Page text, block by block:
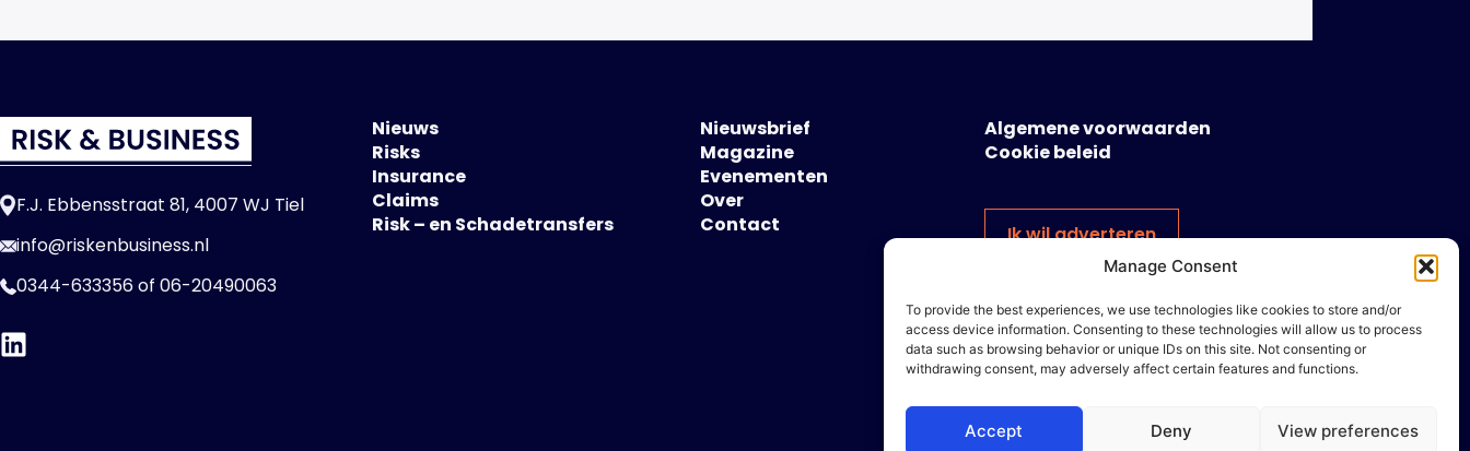
Manage Consent
To provide the best experiences, we use technologies like cookies to store and/or
access device information. Consenting to these technologies will allow us to process
data such as browsing behavior or unique IDs on this site. Not consenting or
withdrawing consent, may adversely affect certain features and functions.
Accept Deny View preferences
F.J. Ebbensstraat 81, 4007 WJ Tiel
info@riskenbusiness.nl
0344-633356of 06-20490063
Nieuws
Risks
Insurance
Claims
Risk – en Schadetransfers
Nieuwsbrief
Magazine
Evenementen
Over
Contact
Algemene voorwaarden
Cookie beleid
Ik wil adverteren